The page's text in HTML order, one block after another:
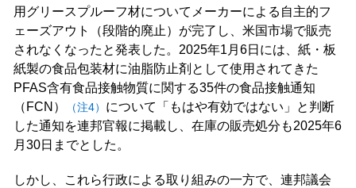
用グリースプルーフ材についてメーカーによる自主的フ
ェーズアウト（段階的廃止）が完了し、米国市場で販売
されなくなったと発表した。2025年1月6日には、紙・板
紙製の食品包装材に油脂防止剤として使用されてきた
PFAS含有食品接触物質に関する35件の食品接触通知
（FCN）
（注4） について「もはや有効ではない」と判断
した通知を連邦官報に掲載し、在庫の販売処分も2025年6
月30日までとした。
しかし、これら行政による取り組みの一方で、連邦議会